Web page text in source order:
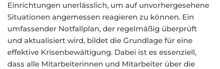
Einrichtungen unerlässlich, um auf unvorhergesehene
Situationen angemessen reagieren zu können. Ein
umfassender Notfallplan, der regelmäßig überprüft
und aktualisiert wird, bildet die Grundlage für eine
effektive Krisenbewältigung. Dabei ist es essenziell,
dass alle Mitarbeiterinnen und Mitarbeiter über die